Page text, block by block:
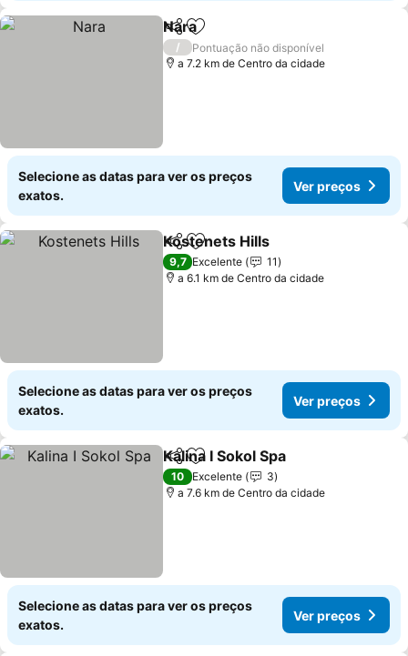
PartilharAdicionar aos favoritos
Nara
/
Pontuação não disponível
a 7.2 km de Centro da cidade
Selecione as datas para ver os preços
exatos.
Ver preços
PartilharAdicionar aos favoritos
Kostenets Hills
9,7 Excelente
11
a 6.1 km de Centro da cidade
Selecione as datas para ver os preços
exatos.
Ver preços
PartilharAdicionar aos favoritos
Kalina I Sokol Spa
10 Excelente
3
a 7.6 km de Centro da cidade
Selecione as datas para ver os preços
exatos.
Ver preços